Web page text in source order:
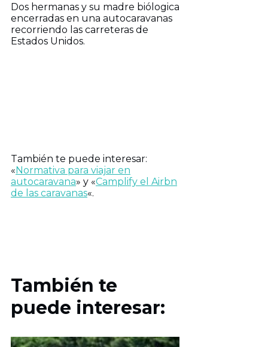
Dos hermanas y su madre biólogica
encerradas en una autocaravanas
recorriendo las carreteras de
Estados Unidos.
También te puede interesar:
« Normativa para viajar en
autocaravana» y «Camplify el Airbn
de las caravanas«.
También te
puede interesar: